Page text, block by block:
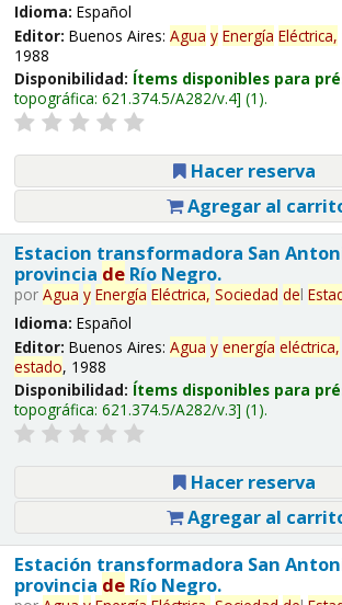
Idioma: Español
Editor: Buenos Aires: Agua y Energía Eléctrica,
1988
Disponibilidad: Ítems disponibles para
topográfica: 621.374.5/A282/v.4 (1).
Hacer reserva
Agregar al
Estacion transformadora San
provincia deRío Negro.
por Agua y Energía Eléctrica, Sociedad del
Idioma: Español
Editor: Buenos Aires: Agua y energía eléctrica,
estado, 1988
Disponibilidad: Ítems disponibles para
topográfica: 621.374.5/A282/v.3 (1).
Hacer reserva
Agregar al
Estación transformadora San
provincia deRío Negro.